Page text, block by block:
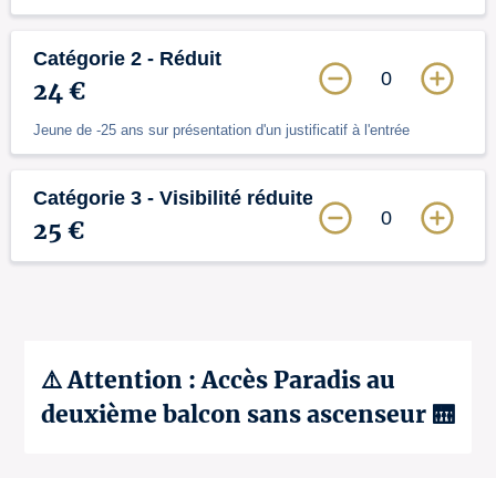
Catégorie 2 - Réduit
24 €
Jeune de -25 ans sur présentation d'un justificatif à l'entrée
0
Catégorie 3 - Visibilité réduite
25 € 0
⚠️ Attention : Accès Paradis au
deuxième balcon sans ascenseur 🛗